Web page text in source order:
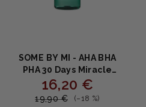
SOME BY MI - AHA BHA
PHA 30 Days Miracle
Toner - Čistiaci toner pre
problematickú pokožku
16,20 €
19,90 € (–18 %)